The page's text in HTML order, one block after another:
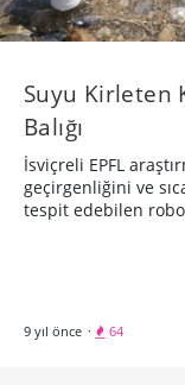
​Suyu Kirleten
Balığı
İsviçreli EPFL
geçirgenliğini ve
tespit edebilen
9 yıl önce · 64